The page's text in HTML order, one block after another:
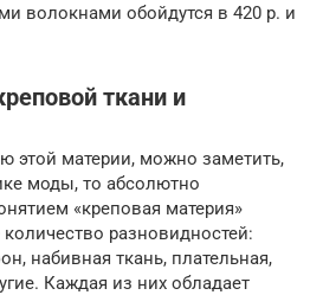
волокнами обойдутся в 420 р. и
ткани и
этой материи, можно заметить,
моды, то абсолютно
«креповая материя»
разновидностей:
набивная ткань, плательная,
Каждая из них обладает